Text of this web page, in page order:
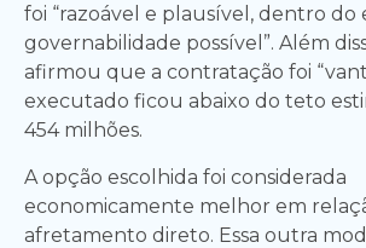
foi “razoável e plausível, dentro do
governabilidade possível”. Além
afirmou que a contratação foi
executado ficou abaixo do teto
454 milhões.
A opção escolhida foi considerada
economicamente melhor em
afretamento direto. Essa outra